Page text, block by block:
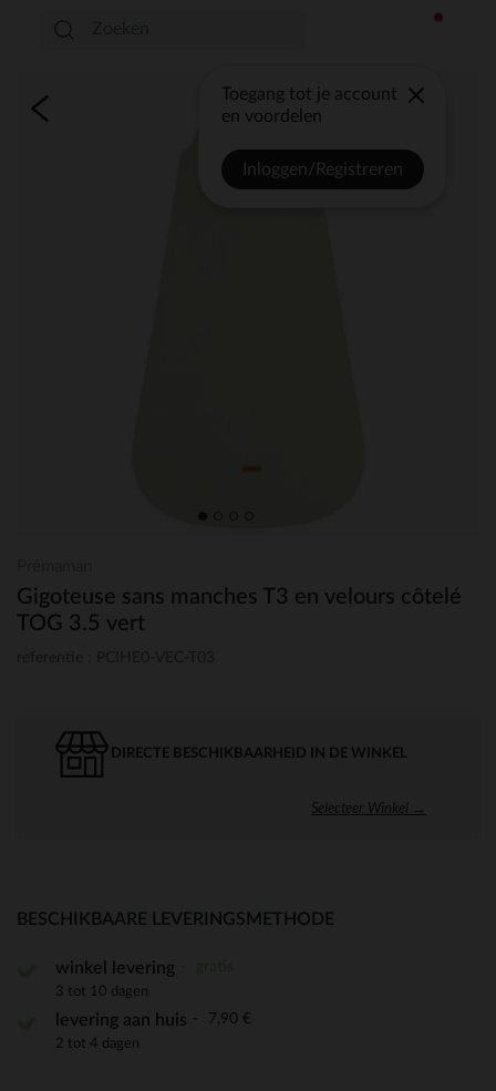
Toegang tot je account
en voordelen
Inloggen/Registreren
Gigoteuse sans manches T3 en velours côtelé
TOG 3.5 vert
DIRECTE BESCHIKBAARHEID IN DE WINKEL
Selecteer Winkel →
BESCHIKBAARE LEVERINGSMETHODE
winkel levering
3 tot 10 dagen
levering aan huis 7,90 €
2 tot 4 dagen